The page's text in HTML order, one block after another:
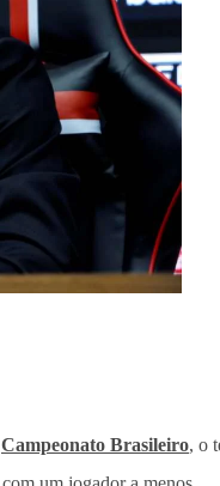
Campeonato Brasileiro, o